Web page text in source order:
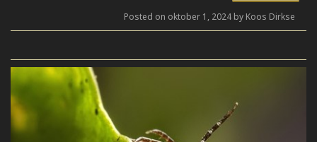
Posted on oktober 1, 2024 by Koos Dirkse